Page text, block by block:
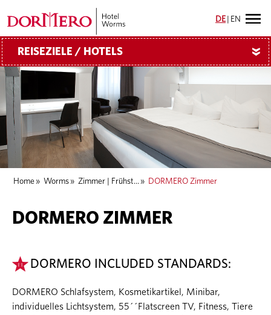
DE EN
REISEZIELE / HOTELS »
Home » Worms » Zimmer | Frühst... » DORMERO Zimmer
DORMERO ZIMMER
DORMERO INCLUDED STANDARDS:
DORMERO Schlafsystem, Kosmetikartikel, Minibar,
individuelles Lichtsystem, 55´´Flatscreen TV, Fitness, Tiere